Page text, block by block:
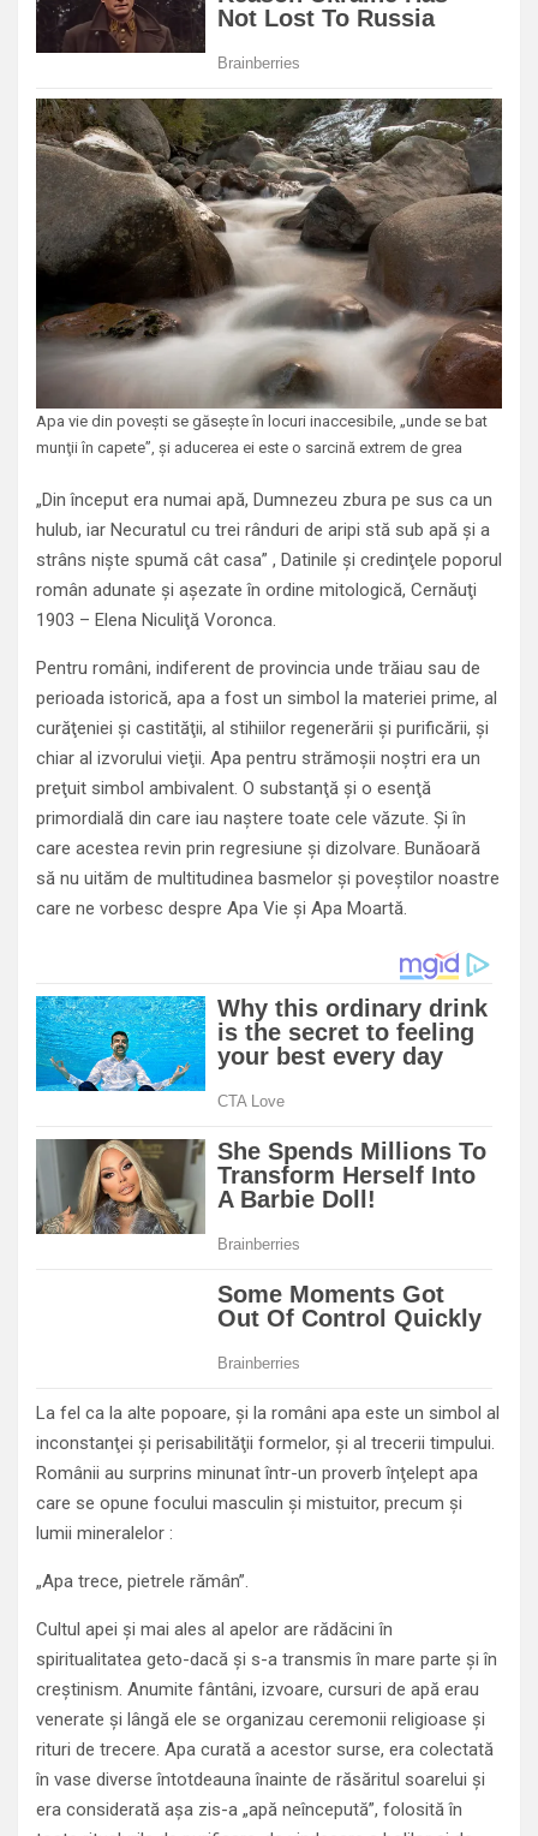
Apa vie din poveşti se găseşte în locuri inaccesibile, „unde se bat
munţii în capete”, şi aducerea ei este o sarcină extrem de grea
„Din început era numai apă, Dumnezeu zbura pe sus ca un
hulub, iar Necuratul cu trei rânduri de aripi stă sub apă şi a
strâns nişte spumă cât casa” , Datinile şi credinţele poporul
român adunate şi aşezate în ordine mitologică, Cernăuţi
1903 – Elena Niculiţă Voronca.
Pentru români, indiferent de provincia unde trăiau sau de
perioada istorică, apa a fost un simbol la materiei prime, al
curăţeniei şi castităţii, al stihiilor regenerării şi purificării, şi
chiar al izvorului vieţii. Apa pentru strămoşii noştri era un
preţuit simbol ambivalent. O substanţă şi o esenţă
primordială din care iau naştere toate cele văzute. Şi în
care acestea revin prin regresiune şi dizolvare. Bunăoară
să nu uităm de multitudinea basmelor şi poveştilor noastre
care ne vorbesc despre Apa Vie şi Apa Moartă.
La fel ca la alte popoare, şi la români apa este un simbol al
inconstanţei şi perisabilităţii formelor, şi al trecerii timpului.
Românii au surprins minunat într-un proverb înţelept apa
care se opune focului masculin şi mistuitor, precum şi
lumii mineralelor :
„Apa trece, pietrele rămân”.
Cultul apei şi mai ales al apelor are rădăcini în
spiritualitatea geto-dacă şi s-a transmis în mare parte şi în
creştinism. Anumite fântâni, izvoare, cursuri de apă erau
venerate şi lângă ele se organizau ceremonii religioase şi
rituri de trecere. Apa curată a acestor surse, era colectată
în vase diverse întotdeauna înainte de răsăritul soarelui şi
era considerată aşa zis-a „apă neîncepută”, folosită în